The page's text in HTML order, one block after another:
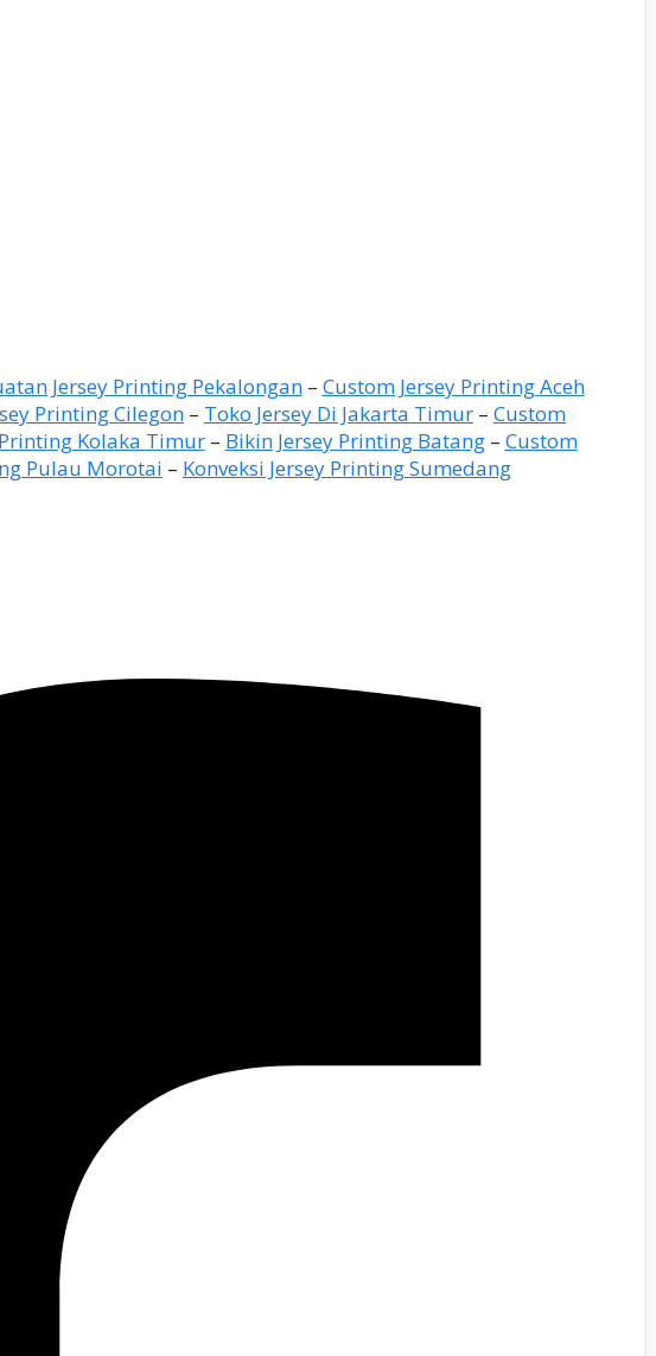
Jersey Printing Pekalongan– Custom Jersey Printing Aceh
Printing Cilegon – Toko Jersey Di Jakarta Timur – Custom
Kolaka Timur– Bikin Jersey Printing Batang– Custom
Pulau Morotai – Konveksi Jersey Printing Sumedang